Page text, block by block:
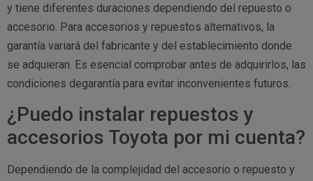
y tiene diferentes duraciones dependiendo del repuesto o
accesorio. Para accesorios y repuestos alternativos, la
garantía variará del fabricante y del establecimiento donde
se adquieran. Es esencial comprobar antes de adquirirlos, las
condiciones degarantía para evitar inconvenientes futuros.
¿Puedo instalar repuestos y
accesorios Toyota por mi cuenta?
Dependiendo de la complejidad del accesorio o repuesto y